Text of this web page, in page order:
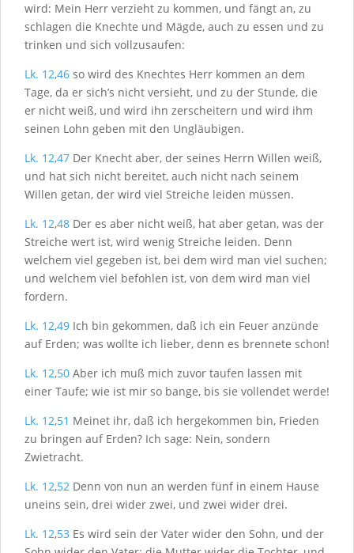
wird: Mein Herr verzieht zu kommen, und fängt an, zu
schlagen die Knechte und Mägde, auch zu essen und zu
trinken und sich vollzusaufen:
Lk. 12,46 so wird des Knechtes Herr kommen an dem
Tage, da er sich’s nicht versieht, und zu der Stunde, die
er nicht weiß, und wird ihn zerscheitern und wird ihm
seinen Lohn geben mit den Ungläubigen.
Lk. 12,47 Der Knecht aber, der seines Herrn Willen weiß,
und hat sich nicht bereitet, auch nicht nach seinem
Willen getan, der wird viel Streiche leiden müssen.
Lk. 12,48 Der es aber nicht weiß, hat aber getan, was der
Streiche wert ist, wird wenig Streiche leiden. Denn
welchem viel gegeben ist, bei dem wird man viel suchen;
und welchem viel befohlen ist, von dem wird man viel
fordern.
Lk. 12,49 Ich bin gekommen, daß ich ein Feuer anzünde
auf Erden; was wollte ich lieber, denn es brennete schon!
Lk. 12,50 Aber ich muß mich zuvor taufen lassen mit
einer Taufe; wie ist mir so bange, bis sie vollendet werde!
Lk. 12,51 Meinet ihr, daß ich hergekommen bin, Frieden
zu bringen auf Erden? Ich sage: Nein, sondern
Zwietracht.
Lk. 12,52 Denn von nun an werden fünf in einem Hause
uneins sein, drei wider zwei, und zwei wider drei.
Lk. 12,53 Es wird sein der Vater wider den Sohn, und der